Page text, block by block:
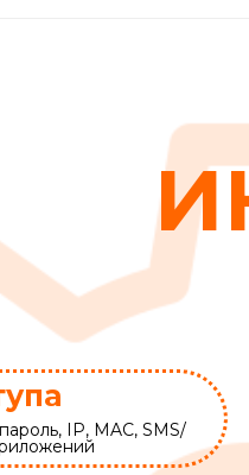
IP, MAC, SMS/